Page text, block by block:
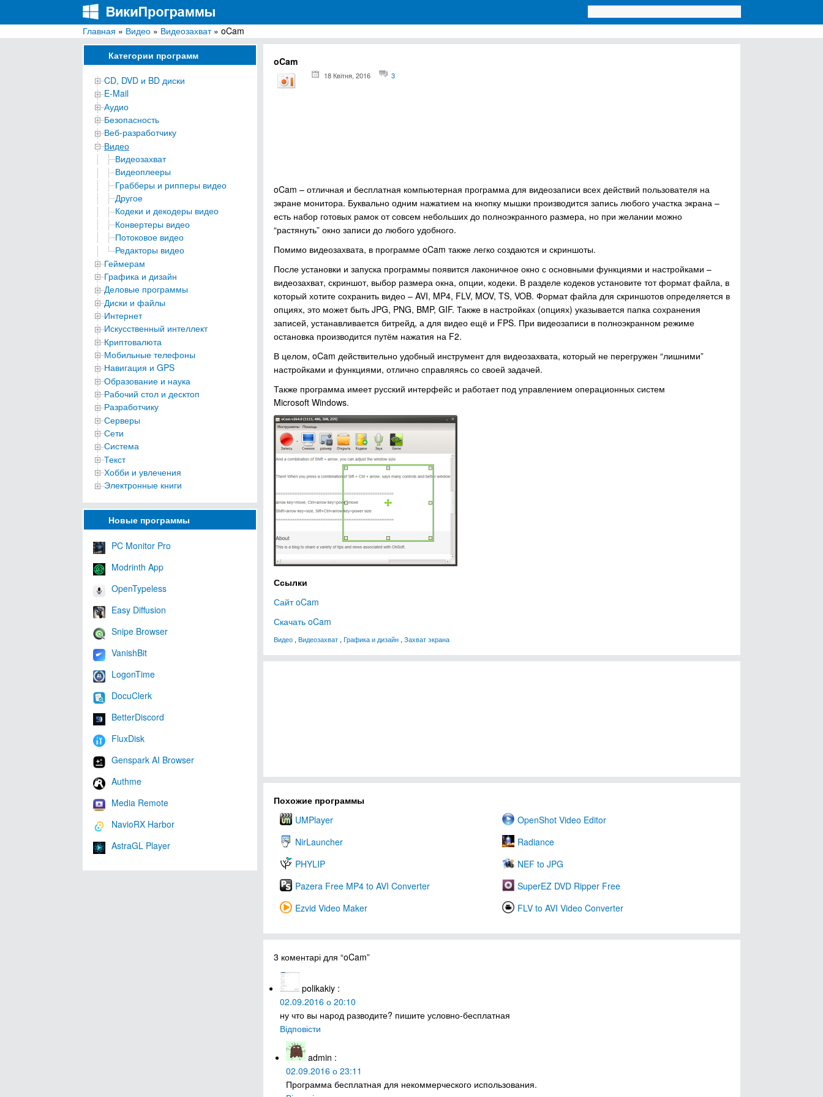
ВикиПрограммы
Энциклопедия бесплатных компьютерных программ для Windows
Главная » Видео » Видеозахват» oCam
Категории программ
CD, DVD и BD диски
E-Mail
Аудио
Безопасность
Веб-разработчику
Видео
Видеозахват
Видеоплееры
Грабберы и рипперы видео
Другое
Кодеки и декодеры видео
Конвертеры видео
Потоковое видео
Редакторы видео
Геймерам
Графика и дизайн
Деловые программы
Диски и файлы
Интернет
Искусственный интеллект
Криптовалюта
Мобильные телефоны
Навигация и GPS
Образование и наука
Рабочий стол и десктоп
Разработчику
Серверы
Сети
Система
Текст
Хобби и увлечения
Электронные книги
Новые программы
PC Monitor Pro
Modrinth App
OpenTypeless
Easy Diffusion
Snipe Browser
VanishBit
LogonTime
DocuClerk
BetterDiscord
FluxDisk
Genspark AI Browser
Authme
Media Remote
NavioRX Harbor
AstraGL Player
oCam
18 Квітня, 2016 3
oCam – отличная и бесплатная компьютерная программа для видеозаписи всех действий пользователя на
экране монитора. Буквально одним нажатием на кнопку мышки производится запись любого участка экрана –
есть набор готовых рамок от совсем небольших до полноэкранного размера, но при желании можно
“растянуть” окно записи до любого удобного.
Помимо видеозахвата, в программе oCam также легко создаются и скриншоты.
После установки и запуска программы появится лаконичное окно с основными функциями и настройками –
видеозахват, скриншот, выбор размера окна, опции, кодеки. В разделе кодеков установите тот формат файла, в
который хотите сохранить видео – AVI, MP4, FLV, MOV, TS, VOB. Формат файла для скриншотов определяется в
опциях, это может быть JPG, PNG, BMP, GIF. Также в настройках (опциях) указывается папка сохранения
записей, устанавливается битрейд, а для видео ещё и FPS. При видеозаписи в полноэкранном режиме
остановка производится путём нажатия на F2.
В целом, oCam действительно удобный инструмент для видеозахвата, который не перегружен “лишними”
настройками и функциями, отлично справляясь со своей задачей.
Также программа имеет русский интерфейс и работает под управлением операционных систем
Microsoft Windows.
Ссылки
Сайт oCam
Скачать oCam
Видео , Видеозахват , Графика и дизайн , Захват экрана
Похожие программы
UMPlayer
OpenShot Video Editor
NirLauncher
Radiance
PHYLIP
NEF to JPG
Pazera Free MP4 to AVI Converter
SuperEZ DVD Ripper Free
Ezvid Video Maker
FLV to AVI Video Converter
3 коментарі для “oCam”
polikakiy :
02.09.2016 о 20:10
ну что вы народ разводите? пишите условно-бесплатная
Відповісти
admin :
02.09.2016 о 23:11
Программа бесплатная для некоммерческого использования.